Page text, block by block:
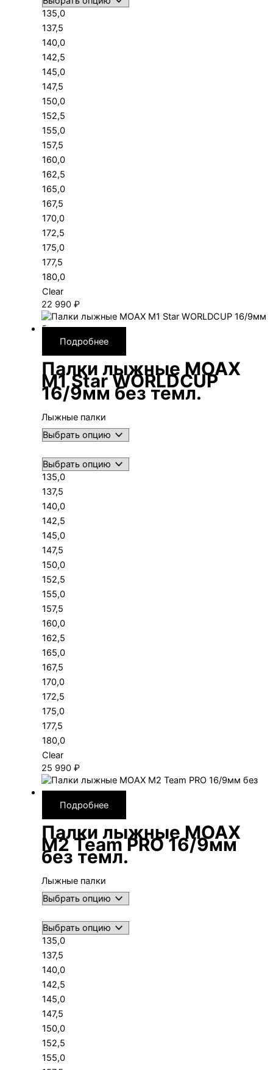
135,0
137,5
140,0
142,5
145,0
147,5
150,0
152,5
155,0
157,5
160,0
162,5
165,0
167,5
170,0
172,5
175,0
177,5
180,0
Clear
22 990 ₽
Подробнее
Палки лыжные MOAX
M1 Star WORLDCUP
16/9мм без темл.
Лыжные палки
135,0
137,5
140,0
142,5
145,0
147,5
150,0
152,5
155,0
157,5
160,0
162,5
165,0
167,5
170,0
172,5
175,0
177,5
180,0
Clear
25 990 ₽
Подробнее
Палки лыжные MOAX
M2 Team PRO 16/9мм
без темл.
Лыжные палки
135,0
137,5
140,0
142,5
145,0
147,5
150,0
152,5
155,0